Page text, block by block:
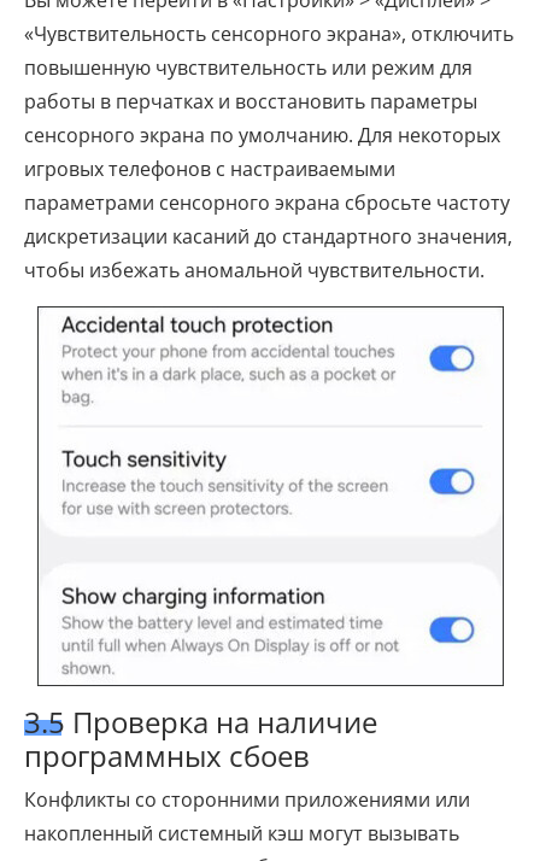
«Чувствительность сенсорного экрана», отключить
повышенную чувствительность или режим для
работы в перчатках и восстановить параметры
сенсорного экрана по умолчанию. Для некоторых
игровых телефонов с настраиваемыми
параметрами сенсорного экрана сбросьте частоту
дискретизации касаний до стандартного значения,
чтобы избежать аномальной чувствительности.
3.5 Проверка на наличие
программных сбоев
Конфликты со сторонними приложениями или
накопленный системный кэш могут вызывать